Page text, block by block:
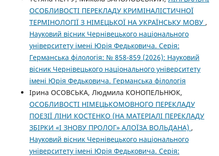
ОСОБЛИВОСТІ ПЕРЕКЛАДУ КРИМІНАЛІСТИЧНОЇ
ТЕРМІНОЛОГІЇ З НІМЕЦЬКОЇ НА УКРАЇНСЬКУ МОВУ ,
Науковий вісник Чернівецького національного
університету імені Юрія Федьковича. Серія:
Германська філологія: № 858-859 (2026): Науковий
вісник Чернівецького національного університету
імені Юрія Федьковича. Германська філологія
Ірина ОСОВСЬКА, Людмила КОНОПЕЛЬНЮК,
ОСОБЛИВОСТІ НІМЕЦЬКОМОВНОГО ПЕРЕКЛАДУ
ПОЕЗІЇ ЛІНИ КОСТЕНКО (НА МАТЕРІАЛІ ПЕРЕКЛАДУ
ЗБІРКИ «І ЗНОВУ ПРОЛОГ» АЛОЇЗА ВОЛЬДАНА) ,
Науковий вісник Чернівецького національного
університету імені Юрія Федьковича. Серія: